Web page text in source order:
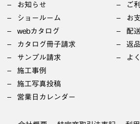
お知らせ
ショールーム
webカタログ
カタログ冊子請求
サンプル請求
施工事例
施工写真投稿
営業日カレンダー
ご
お
配
返
よ